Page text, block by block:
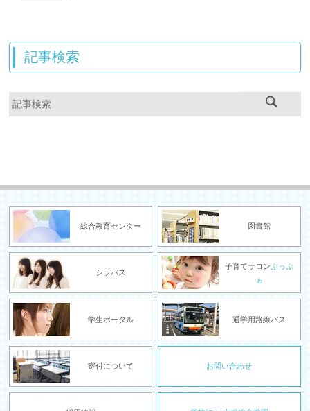
記事検索
総合教育センター 図書館
シラバス
子育てサロンぷっぷ
ぁ
学生ポータル 通学用路線バス
寄付について お問い合わせ